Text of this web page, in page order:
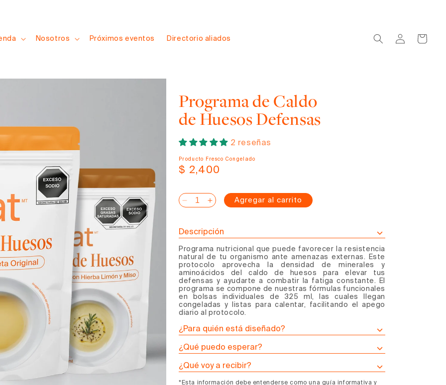
Nosotros Próximos eventos Directorio aliados
sesión
Carrito
Programa de Caldo
de Huesos Defensas
2 reseñas
Producto Fresco Congelado
Precio
$ 2,400
Reducir
para
Programa
de
Caldo
de
Huesos
Defensas
Aumentar
para
Programa
de
Caldo
de
Huesos
Defensas
Agregar al carrito
Descripción
Programa nutricional que puede favorecer la resistencia
natural de tu organismo ante amenazas externas. Este
protocolo aprovecha la densidad de minerales y
aminoácidos del caldo de huesos paraelevar tus
defensas y ayudarte a combatir la fatiga constante. El
programa se compone de nuestras fórmulas funcionales
en bolsas individuales de 325 ml, las cuales llegan
congeladas y listas para calentar, facilitando el apego
diario al protocolo.
¿Para quién está diseñado?
¿Qué puedo esperar?
¿Qué voy a recibir?
*Esta información debe entenderse como una guía informativa y